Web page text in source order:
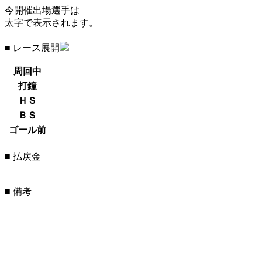
今開催出場選手は
太字で表示されます。
■ レース展開
周回中
打鐘
ＨＳ
ＢＳ
ゴール前
■ 払戻金
■ 備考